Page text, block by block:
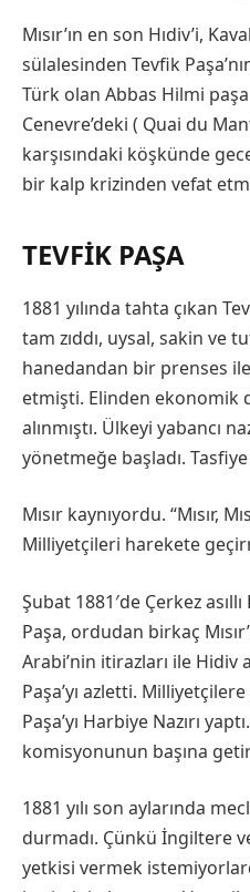
Mısır’ın en son Hıdiv’i,
sülalesinden Tevfik
Türk olan Abbas Hilmi paşa
Cenevre’deki ( Quai du
karşısındaki köşkünde
bir kalp krizinden vefat
TEVFIK PAŞA
1881 yılında tahta çıkan
tam zıddı, uysal, sakin ve
hanedandan bir prenses
etmişti. Elinden ekonomik
alınmıştı. Ülkeyi yabancı
yönetmeğe başladı. Tasfiye
Mısır kaynıyordu. “Mısır,
Milliyetçileri harekete
Şubat 1881′de Çerkez asıllı
Paşa, ordudan birkaç
Arabi’nin itirazları ile Hidiv
Paşa’yı azletti.
Paşa’yı Harbiye Nazırı
komisyonunun başına
1881 yılı son aylarında
durmadı. Çünkü İngiltere
yetkisi vermek